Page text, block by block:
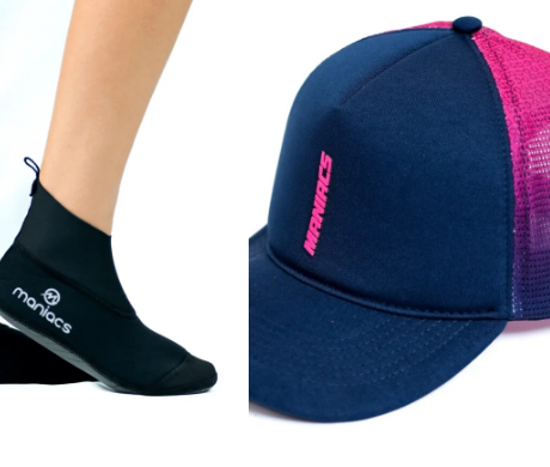
Lista de
Desejos